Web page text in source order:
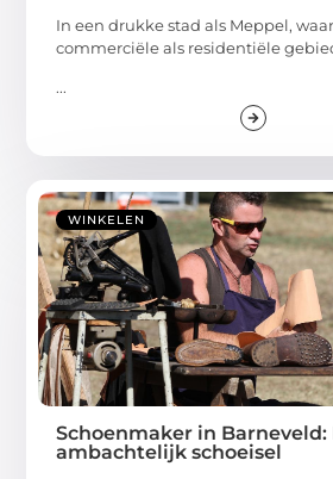
In een drukke stad als Meppel,
commerciële als residentiële
...
WINKELEN
Schoenmaker in Barneveld:
ambachtelijk schoeisel